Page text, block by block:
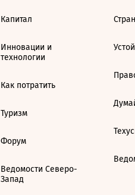
Капитал
Инновации и
технологии
Как потратить
Туризм
Форум
Ведомости Северо-
Запад